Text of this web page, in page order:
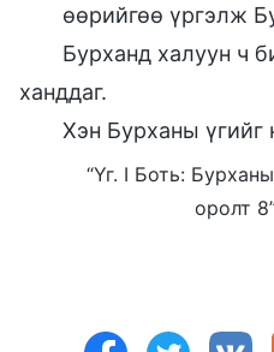
өөрийгөө үргэлж
Бурханд халуун ч
ханддаг.
Хэн Бурханы үгийг
“Үг. I Боть:
оролт